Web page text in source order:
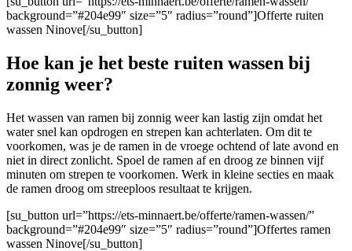
background=”#204e99″ size=”5″ radius=”round”]Offerte ruiten
wassen Ninove[/su_button]
Hoe kan je het beste ruiten wassen bij
zonnig weer?
Het wassen van ramen bij zonnig weer kan lastig zijn omdat het
water snel kan opdrogen en strepen kan achterlaten. Om dit te
voorkomen, was je de ramen in de vroege ochtend of late avond en
niet in direct zonlicht. Spoel de ramen af en droog ze binnen vijf
minuten om strepen te voorkomen. Werk in kleine secties en maak
de ramen droog om streeploos resultaat te krijgen.
[su_button url=”https://ets-minnaert.be/offerte/ramen-wassen/”
background=”#204e99″ size=”5″ radius=”round”]Offertes ramen
wassen Ninove[/su_button]